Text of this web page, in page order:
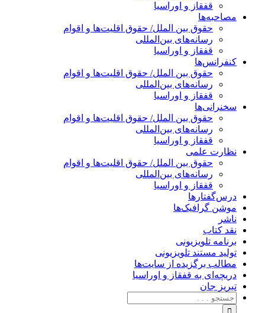
قفقاز و اوراسیا
مصاحبه‌ها
حقوق بین الملل/ حقوق اقلیت‌ها و اقوام
رسانه‌های بین‌المللی
قفقاز و اوراسیا
کنفرانس‌ها
حقوق بین الملل/ حقوق اقلیت‌ها و اقوام
رسانه‌های بین‌المللی
قفقاز و اوراسیا
سخنرانی‌ها
حقوق بین الملل/ حقوق اقلیت‌ها و اقوام
رسانه‌های بین‌المللی
قفقاز و اوراسیا
نظارت علمی
حقوق بین الملل/ حقوق اقلیت‌ها و اقوام
رسانه‌های بین‌المللی
قفقاز و اوراسیا
درس‌گفتارها
موشن گرافیک‌ها
ناشر
نقد کتاب
برنامه‌ تلویزیونی
تولید مستند تلویزیونی
مطالب برگزیده از سایت‌ها
دریچه‌ای به قفقاز و اوراسیا
تبریزِ جان
جستجو
برای: